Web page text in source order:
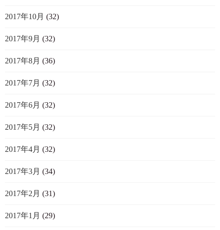
2017年10月 (32)
2017年9月 (32)
2017年8月 (36)
2017年7月 (32)
2017年6月 (32)
2017年5月 (32)
2017年4月 (32)
2017年3月 (34)
2017年2月 (31)
2017年1月 (29)